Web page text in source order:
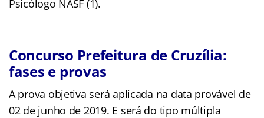
Psicólogo NASF (1).
Concurso Prefeitura de Cruzília:
fases e provas
A prova objetiva será aplicada na data provável de
02 de junho de 2019. E será do tipo múltipla